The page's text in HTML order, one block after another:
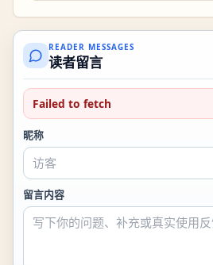
READER MESSAGES
读者留言
Failed to fetch
昵称
留言内容